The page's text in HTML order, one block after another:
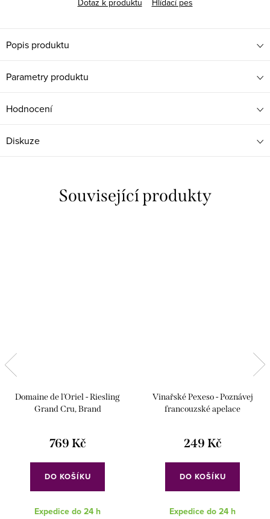
Dotaz k produktu Hlídací pes
Popis produktu
Parametry produktu
Hodnocení
Diskuze
Související produkty
Domaine de l'Oriel - Riesling
Grand Cru, Brand
769 Kč
DO KOŠÍKU
Expedice do 24 h
Vinařské Pexeso - Poznávej
francouzské apelace
249 Kč
DO KOŠÍKU
Expedice do 24 h